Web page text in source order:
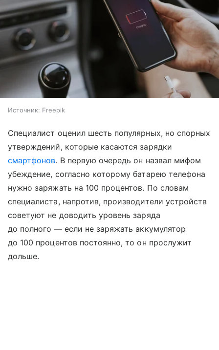
Источник: Freepik
Специалист оценил шесть популярных, но спорных
утверждений, которые касаются зарядки
смартфонов. В первую очередь он назвал мифом
убеждение, согласно которому батарею телефона
нужно заряжать на 100 процентов. По словам
специалиста, напротив, производители устройств
советуют не доводить уровень заряда
до полного — если не заряжать аккумулятор
до 100 процентов постоянно, то он прослужит
дольше.